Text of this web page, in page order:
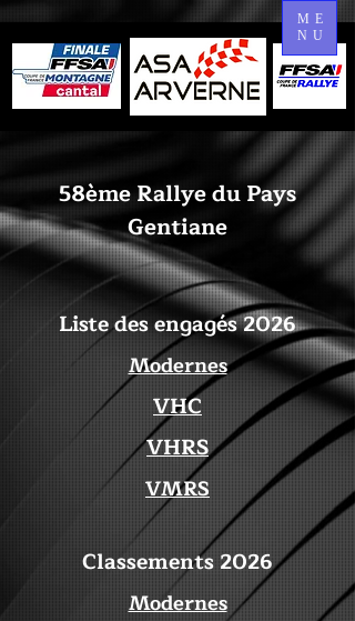
ME
NU
58ème Rallye du Pays
Gentiane
Liste des engagés 2026
Modernes
VHC
VHRS
VMRS
Classements 2026
Modernes